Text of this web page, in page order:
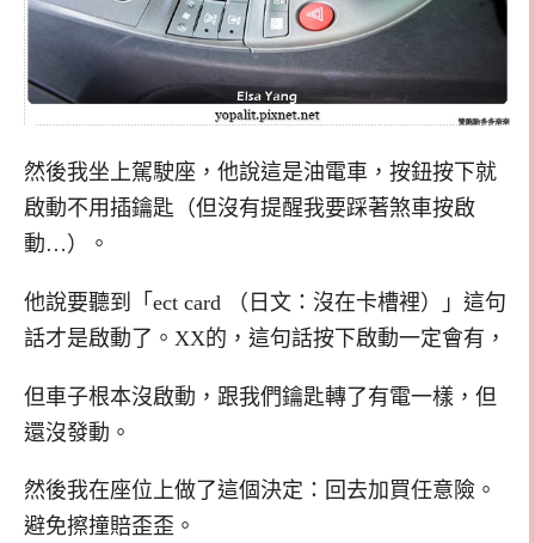
然後我坐上駕駛座，他說這是油電車，按鈕按下就
啟動不用插鑰匙（但沒有提醒我要踩著煞車按啟
動…）。
他說要聽到「ect card （日文：沒在卡槽裡）」這句
話才是啟動了。XX的，這句話按下啟動一定會有，
但車子根本沒啟動，跟我們鑰匙轉了有電一樣，但
還沒發動。
然後我在座位上做了這個決定：回去加買任意險。
避免擦撞賠歪歪。